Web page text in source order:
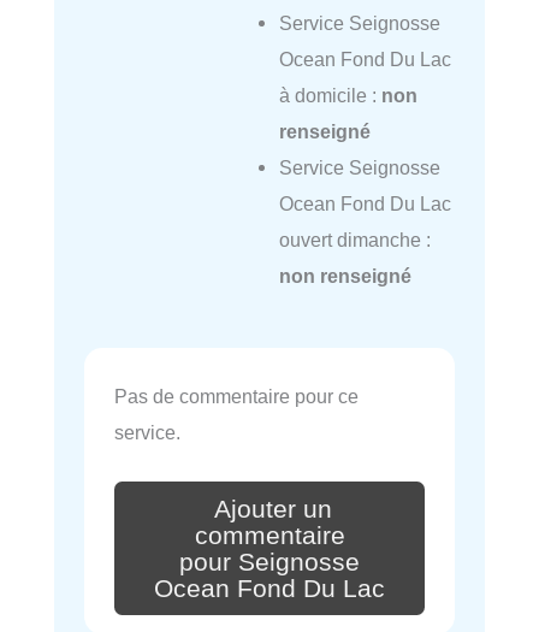
Service Seignosse
Ocean Fond Du Lac
à domicile : non
renseigné
Service Seignosse
Ocean Fond Du Lac
ouvert dimanche :
non renseigné
Pas de commentaire pour ce
service.
Ajouter un
commentaire
pour Seignosse
Ocean Fond Du Lac